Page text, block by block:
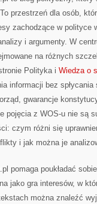
przestrzeń dla osób,
zachodzące w polityce
i argumenty. W
na różnych
Polityka i Wiedza o
informacji bez
gwarancje
pojęcia z WOS-u nie są
czym różni się
i jak można je
pomaga poukładać
jako gra interesów, w
można znaleźć